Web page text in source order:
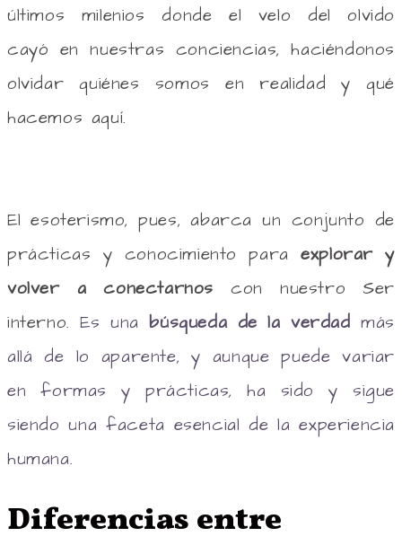
últimos milenios donde el velo del olvido
cayó en nuestras conciencias, haciéndonos
olvidar quiénes somos en realidad y qué
hacemos aquí.
El esoterismo, pues, abarca un conjunto de
prácticas y conocimiento paraexplorar y
volver a conectarnos con nuestro Ser
interno.Es unabúsqueda de la verdad más
allá de lo aparente, y aunque puede variar
en formas y prácticas, ha sido y sigue
siendo una faceta esencial de la experiencia
humana.
Diferencias entre